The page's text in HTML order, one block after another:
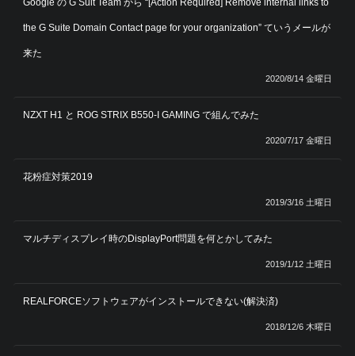
the G Suite Domain Contact page for your organization” ていうメールが
来た
2020/8/14 金曜日
NZXT H1 と ROG STRIX B550-I GAMING で組んでみた
2020/7/17 金曜日
花粉症対策2019
2019/3/16 土曜日
マルチディスプレイ時のDisplayPort問題を何とかしてみた
2019/1/12 土曜日
REALFORCEソフトウェアがインストールできない(解決済)
2018/12/6 木曜日